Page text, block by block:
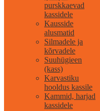
purskkaevad
kassidele
Kausside
alusmatid
Silmadele ja
kõrvadele
Suuhügieen
(kass)
Karvastiku
hooldus kassile
Kammid, harjad
kassidele